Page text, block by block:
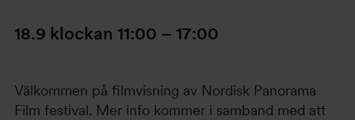
18.9 klockan 11:00 – 17:00
Välkommen på filmvisning av Nordisk Panorama
Film festival. Mer info kommer i samband med att